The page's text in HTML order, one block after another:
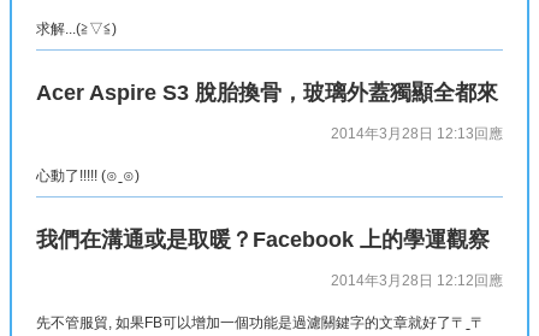
求解...(≧▽≦)
Acer Aspire S3 脫胎換骨，玻璃外蓋獨顯全都來
2014年3月28日 12:13 回應
心動了!!!!! (⊙ˍ⊙)
我們在溝通或是取暖？Facebook 上的學運觀察
2014年3月28日 12:12 回應
先不管服貿, 如果FB可以增加一個功能是過濾關鍵字的文章就好了〒ˍ〒